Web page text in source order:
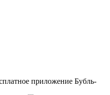
приложение Бубль-